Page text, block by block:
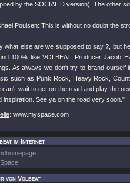
by the SOCIAL D version). The other
Poulsen: This is without no doubt the
what else are we supposed to say ?, but
100% like VOLBEAT. Producer Jacob
As always we don't try to brand ourself
such as Punk Rock, Heavy Rock,
can't wait to get on the road and play the
inspiration. See ya on the road very soon."
: www.myspace.com
im Internet
von Volbeat